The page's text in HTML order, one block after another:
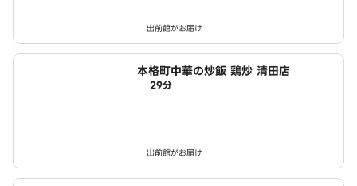
出前館がお届け
本格町中華の炒飯 鶏炒 清田店
29分
出前館がお届け